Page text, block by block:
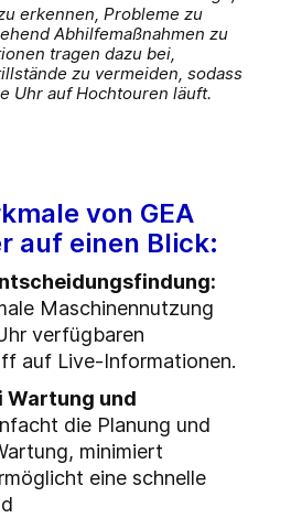
erkennen, Probleme zu
Abhilfemaßnahmen zu
tragen dazu bei,
zu vermeiden, sodass
Uhr auf Hochtouren läuft.
von GEA
auf einen Blick:
Maschinennutzung
verfügbaren
auf Live-Informationen.
Wartung und
die Planung und
minimiert
eine schnelle